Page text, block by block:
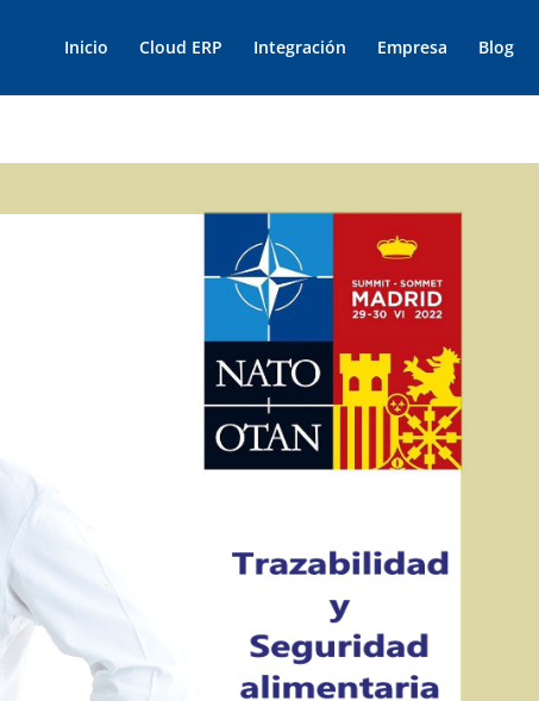
Inicio Cloud ERP Integración Empresa Blog